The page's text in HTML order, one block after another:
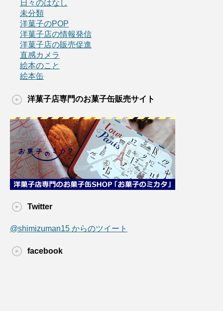
日々のはなし
未分類
洋菓子のPOP
洋菓子店の情報発信
洋菓子店の販売促進
直感カメラ
絵本のこと
絵本缶
洋菓子店専門のお菓子缶販売サイト
Twitter
@shimizuman15 からのツイート
facebook